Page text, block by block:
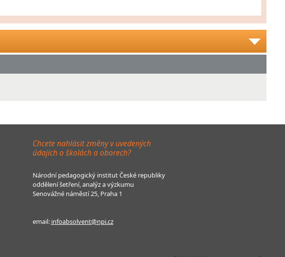
Chcete nahlásit změny v uvedených
údajích o školách a oborech?
Národní pedagogický institut České republiky
oddělení šetření, analýz a výzkumu
Senovážné náměstí 25, Praha 1
email: infoabsolvent@npi.cz